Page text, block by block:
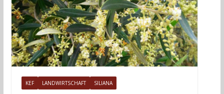
KEF LANDWIRTSCHAFT SILIANA